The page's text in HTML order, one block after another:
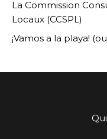
La Commission
Locaux (CCSPL)
¡Vamos a la playa!